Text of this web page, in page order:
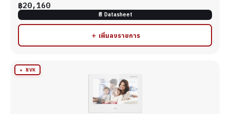
฿20,160
📄 Datasheet
＋ เพิ่มลงรายการ
★ NVK